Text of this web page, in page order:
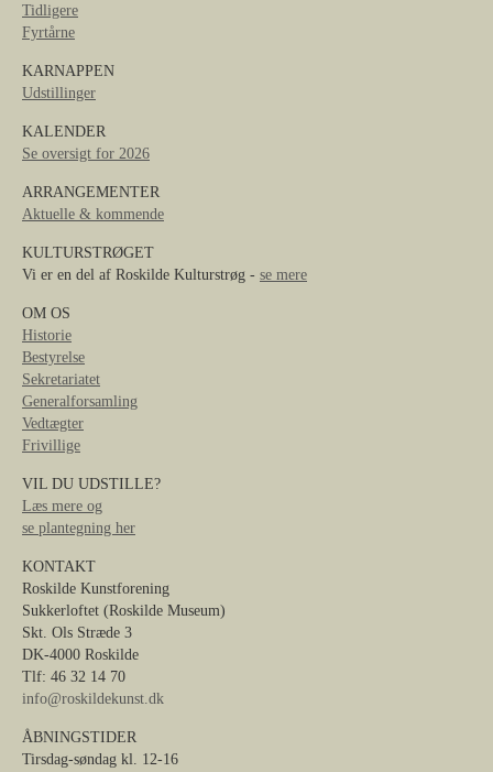
Tidligere
Fyrtårne
KARNAPPEN
Udstillinger
KALENDER
Se oversigt for 2026
ARRANGEMENTER
Aktuelle & kommende
KULTURSTRØGET
Vi er en del af Roskilde Kulturstrøg - se mere
OM OS
Historie
Bestyrelse
Sekretariatet
Generalforsamling
Vedtægter
Frivillige
VIL DU UDSTILLE?
Læs mere og
se plantegning her
KONTAKT
Roskilde Kunstforening
Sukkerloftet (Roskilde Museum)
Skt. Ols Stræde 3
DK-4000 Roskilde
Tlf: 46 32 14 70
info@roskildekunst.dk
ÅBNINGSTIDER
Tirsdag-søndag kl. 12-16